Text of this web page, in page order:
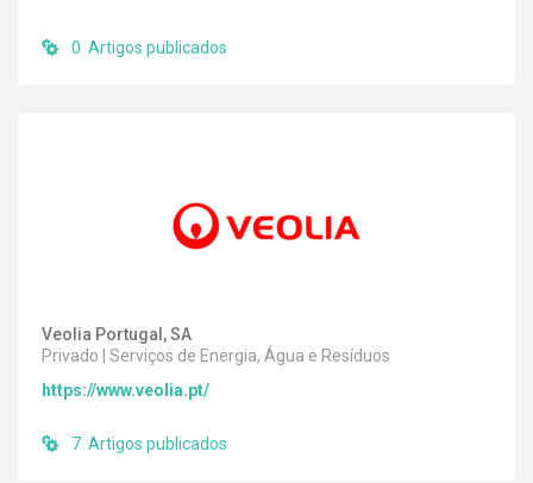
0 Artigos publicados
Veolia Portugal, SA
Privado | Serviços de Energia, Água e Resíduos
https://www.veolia.pt/
7 Artigos publicados